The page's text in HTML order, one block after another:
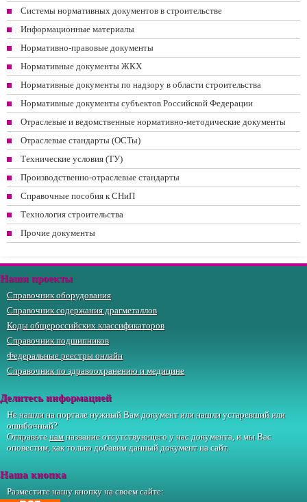
Системы нормативных документов в строительстве
Информационные материалы
Нормативно-правовые документы
Нормативные документы ЖКХ
Нормативные документы по надзору в области строительства
Нормативные документы субъектов Российской Федерации
Отраслевые и ведомственные нормативно-методические документы
Отраслевые стандарты (ОСТы)
Технические условия (ТУ)
Производственно-отраслевые стандарты
Справочные пособия к СНиП
Технология строительства
Прочие документы
Наши проекты
Справочник оборудования
Справочник содержания драгметаллов
Коды общероссийских классификаторов
Справочник подшипников
Федеральные реестры онлайн
Справочник по здравоохранению и медицине
Делитесь информацией
Не нашли на портале нужный Вам документ или нашли устаревший или
ошибочный?
Отправьтенамназвание отсутствующего у нас документа, и мы Вас
оповестим, как только добавим данный документ на сайт.
Наша кнопка
Разместите нашу кнопку на своем сайте: